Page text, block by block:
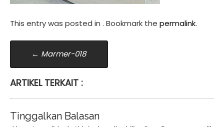
This entry was posted in . Bookmark the permalink.
Post
navigation
← Marmer-018
ARTIKEL TERKAIT :
Tinggalkan Balasan